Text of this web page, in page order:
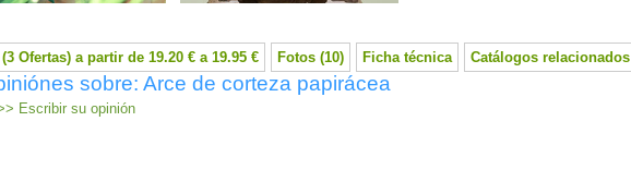
Ofertas) a partir de 19.20 € a 19.95 € Fotos (10) Ficha técnica Catálogos relacionados
sobre: Arce de corteza papirácea
Escribir su opinión